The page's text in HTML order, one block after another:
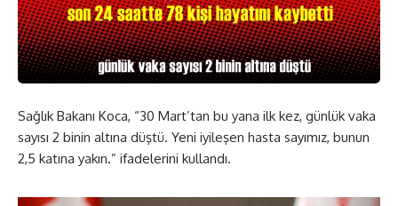
Sağlık Bakanı Koca, “30 Mart’tan bu yana ilk kez, günlük vaka
sayısı 2 binin altına düştü. Yeni iyileşen hasta sayımız, bunun
2,5 katına yakın.” ifadelerini kullandı.